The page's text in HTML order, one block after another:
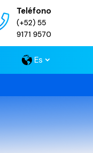
Teléfono
(+52) 55
9171 9570